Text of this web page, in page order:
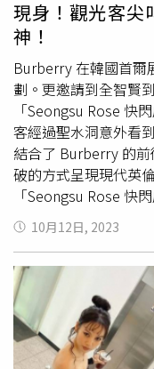
的丫鬟並一起穿越到
作，她表示：「兩人
開拍前曾對李世榮說
問到期望的收視率與
收視數字普遍不如以
我希望能超過15%。
15%，那麼身爲後輩
記者會上進行自我介
〈10minute〉等與
收視公約，若超過
歌曲翻唱影片，相當
11/24起friDay影音每
更新。
現身！觀光客尖
神！
Burberry 在韓國首
劃。更邀請到全智賢
「Seongsu Rose 快
客經過聖水洞意外看
結合了 Burberry 的
破的方式呈現現代英
「Seongsu Rose 快
眾多活動都注入充滿
是 Burberry 本次計
上。每場展演充分展
重新演繹的 EKD 騎士
View this post on Instagram A post
Gianna Jun/Jihyun
以英國玫瑰啟發的花
10月12日, 2023